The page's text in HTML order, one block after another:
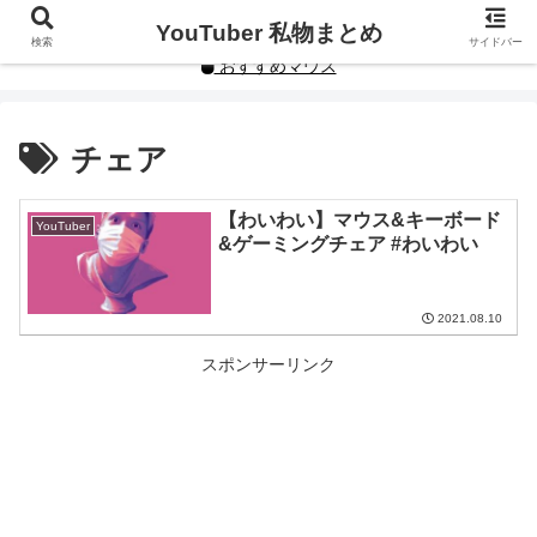
YouTuberや人気インフルエンサーの私物まとめです。
おすすめマウス
チェア
YouTuber
【わいわい】マウス&キーボード
&ゲーミングチェア #わいわい
2021.08.10
スポンサーリンク
検索 YouTuber 私物まとめ サイドバー